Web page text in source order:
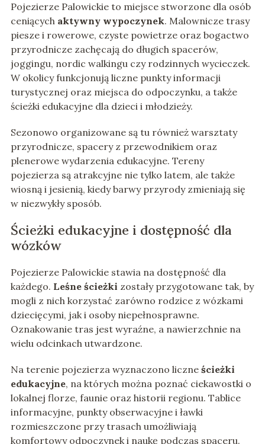
Pojezierze Palowickie to miejsce stworzone dla osób
ceniących aktywny wypoczynek. Malownicze trasy
piesze i rowerowe, czyste powietrze oraz bogactwo
przyrodnicze zachęcają do długich spacerów,
joggingu, nordic walkingu czy rodzinnych wycieczek.
W okolicy funkcjonują liczne punkty informacji
turystycznej oraz miejsca do odpoczynku, a także
ścieżki edukacyjne dla dzieci i młodzieży.
Sezonowo organizowane są tu również warsztaty
przyrodnicze, spacery z przewodnikiem oraz
plenerowe wydarzenia edukacyjne. Tereny
pojezierza są atrakcyjne nie tylko latem, ale także
wiosną i jesienią, kiedy barwy przyrody zmieniają się
w niezwykły sposób.
Ścieżki edukacyjne i dostępność dla
wózków
Pojezierze Palowickie stawia na dostępność dla
każdego. Leśne ścieżki zostały przygotowane tak, by
mogli z nich korzystać zarówno rodzice z wózkami
dziecięcymi, jak i osoby niepełnosprawne.
Oznakowanie tras jest wyraźne, a nawierzchnie na
wielu odcinkach utwardzone.
Na terenie pojezierza wyznaczono liczne ścieżki
edukacyjne, na których można poznać ciekawostki o
lokalnej florze, faunie oraz historii regionu. Tablice
informacyjne, punkty obserwacyjne i ławki
rozmieszczone przy trasach umożliwiają
komfortowy odpoczynek i naukę podczas spaceru.